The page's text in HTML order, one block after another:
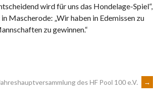
wird für uns das Hondelage-Spiel“,
Mascherode: „Wir haben in Edemissen zu
zu gewinnen.“
des HF Pool 100 e.V. →